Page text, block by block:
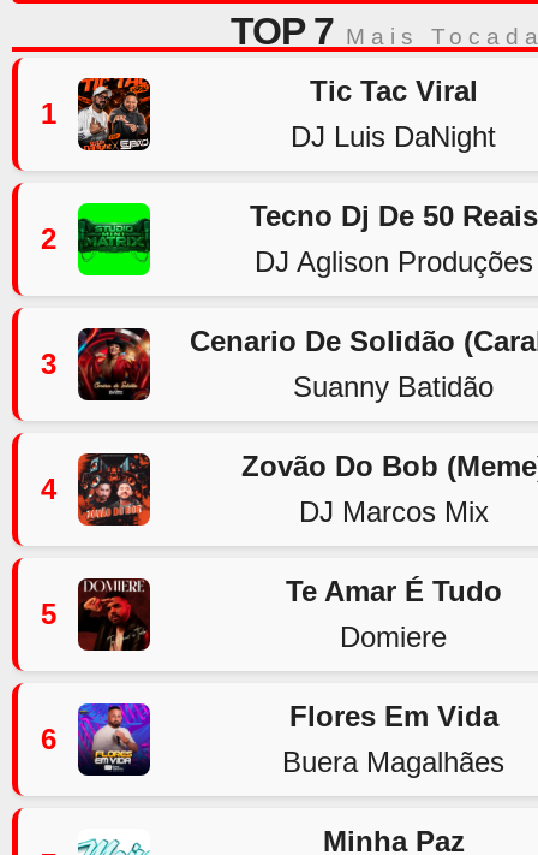
TOP 7 Mais
1
Tic Tac Viral
DJ Luis DaNight
2
Tecno Dj De 50 Reais
DJ Aglison Produções
3
Cenario De Solidão
Suanny Batidão
4
Zovão Do Bob
DJ Marcos Mix
5
Te Amar É Tudo
Domiere
6
Flores Em Vida
Buera Magalhães
Minha Paz